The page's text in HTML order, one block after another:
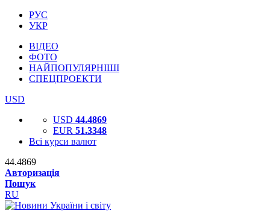
РУС
УКР
ВІДЕО
ФОТО
НАЙПОПУЛЯРНІШІ
СПЕЦПРОЕКТИ
USD
USD 44.4869
EUR 51.3348
Всі курси валют
44.4869
Авторизація
Пошук
RU